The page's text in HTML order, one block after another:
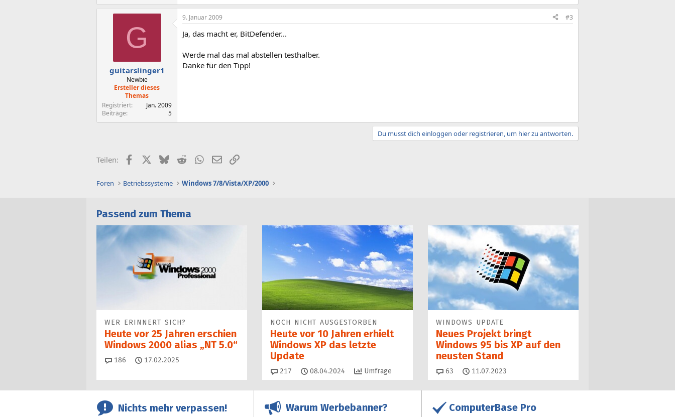
G
guitarslinger1
Newbie
Ersteller dieses
Themas
Registriert
Jan. 2009
Beiträge
5
9. Januar 2009 #3
Ja, das macht er, BitDefender...
Werde mal das mal abstellen testhalber.
Danke für den Tipp!
Du musst dich einloggen oder registrieren, um hier zu antworten.
Teilen: FacebookX (Twitter)
BlueskyRedditWhatsApp
E-MailLink
Foren Betriebssysteme Windows 7/8/Vista/XP/2000
Passend zum Thema
WER ERINNERT SICH?
Heute vor 25 Jahren erschien
Windows 2000 alias „NT 5.0“
186 Kommentare
17.02.2025
NOCH NICHT AUSGESTORBEN
Heute vor 10 Jahren erhielt
Windows XP das letzte
Update
217 Kommentare
08.04.2024 Umfrage
WINDOWS UPDATE
Neues Projekt bringt
Windows 95 bis XP auf den
neusten Stand
63 Kommentare
11.07.2023
Nichts mehr verpassen! Warum Werbebanner? ComputerBase Pro